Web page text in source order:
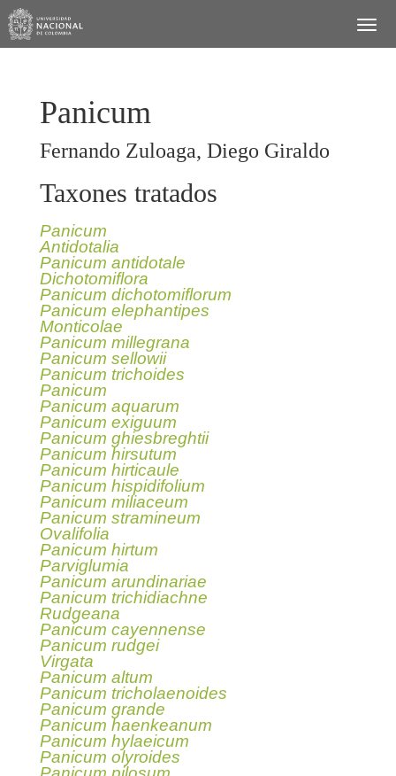
Panicum
Fernando Zuloaga, Diego Giraldo
Taxones tratados
Panicum
Antidotalia
Panicum antidotale
Dichotomiflora
Panicum dichotomiflorum
Panicum elephantipes
Monticolae
Panicum millegrana
Panicum sellowii
Panicum trichoides
Panicum
Panicum aquarum
Panicum exiguum
Panicum ghiesbreghtii
Panicum hirsutum
Panicum hirticaule
Panicum hispidifolium
Panicum miliaceum
Panicum stramineum
Ovalifolia
Panicum hirtum
Parviglumia
Panicum arundinariae
Panicum trichidiachne
Rudgeana
Panicum cayennense
Panicum rudgei
Virgata
Panicum altum
Panicum tricholaenoides
Panicum grande
Panicum haenkeanum
Panicum hylaeicum
Panicum olyroides